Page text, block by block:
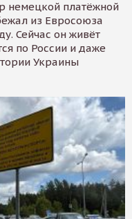
немецкой платёжной
из Евросоюза
Сейчас он живёт
по России и даже
Украины